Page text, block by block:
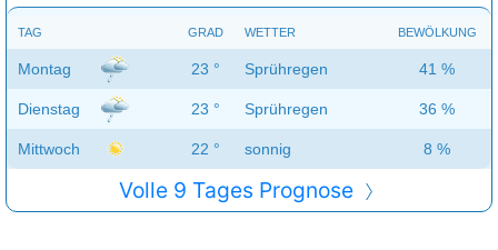
TAG GRAD WETTER BEWÖLKUNG
Montag 23 ° Sprühregen 41 %
Dienstag 23 ° Sprühregen 36 %
Mittwoch 22 ° sonnig 8 %
Volle 9 Tages Prognose